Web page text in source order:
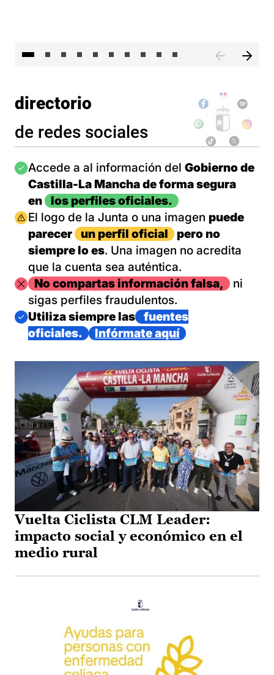
directorio
de redes sociales
Imagen
Accede a al información del Gobierno de
Castilla-La Mancha de forma segura
en
los perfiles oficiales.
Imagen
El logo de la Junta o una imagen puede
parecer
un perfil oficial
pero no
siempre lo es. Una imagen no acredita
que la cuenta sea auténtica.
ImagenNo compartas información falsa,
ni
sigas perfiles fraudulentos.
Imagen
Utiliza siempre las
fuentes
oficiales.
Infórmate aquí
Vuelta Ciclista CLM Leader:
impacto social y económico en el
medio rural